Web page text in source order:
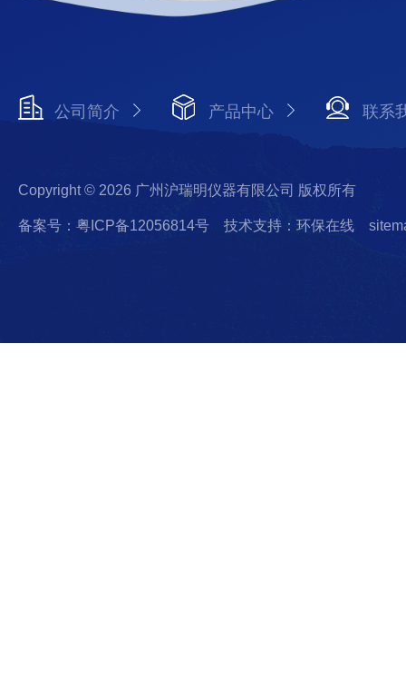
公司简介 产品中心 联系
Copyright © 2026 广州沪瑞明仪器有限公司 版权所有
备案号：粤ICP备12056814号 技术支持：环保在线